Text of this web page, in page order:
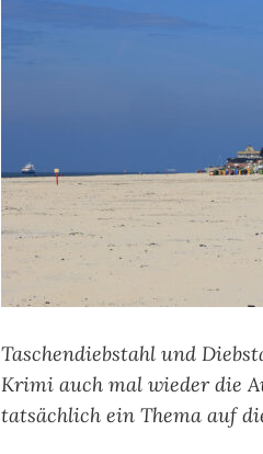
Taschendiebstahl und
Krimi auch mal wieder die
tatsächlich ein Thema auf